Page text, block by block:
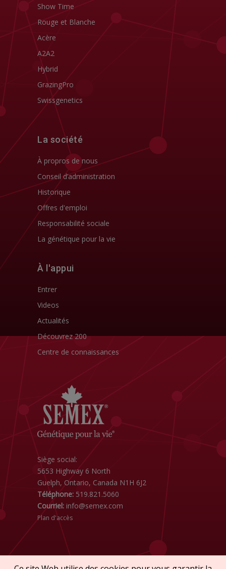
Show Time
Rouge et Blanche
Acère
A2A2
Hybrid
GrazingPro
Swissgenetics
La société
À propros de nous
Conseil d’administration
Historique
Offres d'emploi
Responsabilité sociale
La génétique pour la vie
À l'appui
Entrer
Videos
Actualités
Découvrez 200
Centre de connaissances
Siège social:
5653 Highway 6 North
Guelph, Ontario, Canada N1H 6J2
Téléphone: 519.821.5060
Courriel: info@semex.com
Plan d'accès